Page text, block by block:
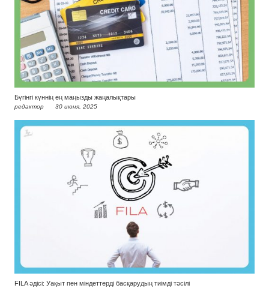
Бүгінгі күннің ең маңызды жаңалықтары
редактор 30 июня, 2025
FILA әдісі: Уақыт пен міндеттерді басқарудың тиімді тәсілі